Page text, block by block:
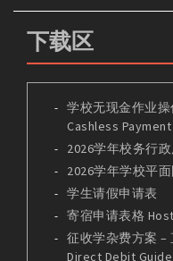
下载区
学校无现金作业
Cashless
2026学年校务行
2026学年学校平面
学生请假申请表
寄宿申请表格
征收学杂费方案 –
Direct Debit